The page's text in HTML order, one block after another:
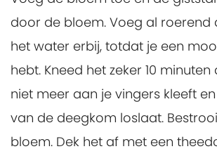
door de bloem. Voeg al roerend
het water erbij, totdat je een
hebt. Kneed het zeker 10
niet meer aan je vingers kleeft
van de deegkom loslaat.
bloem. Dek het af met een